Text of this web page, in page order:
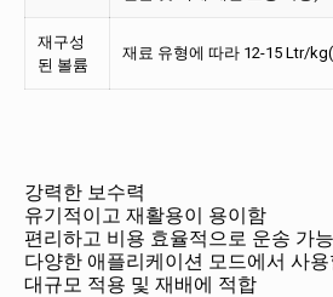
재구성
된 볼륨
재료 유형에 따라 12-15 Ltr/
강력한 보수력
유기적이고 재활용이 용이함
편리하고 비용 효율적으로 운송 가능
다양한 애플리케이션 모드에서 사
대규모 적용 및 재배에 적합